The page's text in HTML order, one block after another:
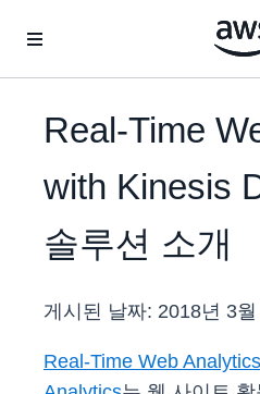
Real-Time
with Kinesis
솔루션 소개
게시된 날짜: 2018년 3월
Real-Time Web